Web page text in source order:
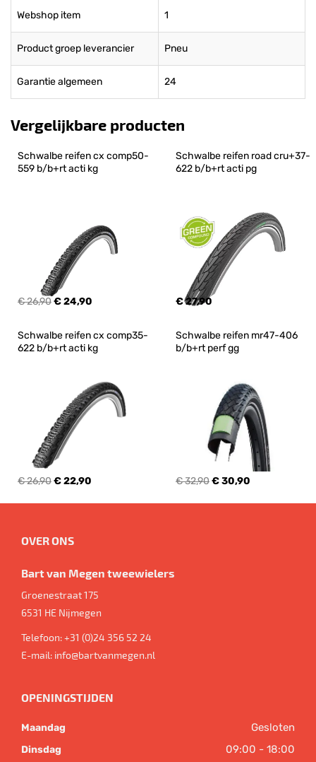
Webshop item 1
Product groep leverancier Pneu
Garantie algemeen 24
Vergelijkbare producten
Schwalbe reifen cx comp50-
559 b/b+rt acti kg
€ 26,90€ 24,90
Schwalbe reifen road cru+37-
622 b/b+rt acti pg
€ 27,90
Schwalbe reifen cx comp35-
622 b/b+rt acti kg
€ 26,90€ 22,90
Schwalbe reifen mr47-406
b/b+rt perf gg
€ 32,90€ 30,90
OVER ONS
Bart van Megen tweewielers
Groenestraat 175
6531 HE Nijmegen
Telefoon:+31 (0)24 356 52 24
E-mail: info@bartvanmegen.nl
OPENINGSTIJDEN
Maandag Gesloten
Dinsdag 09:00 - 18:00